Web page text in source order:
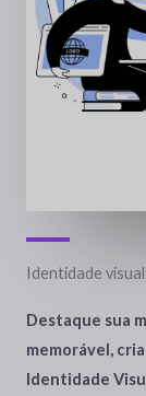
Identidade
Destaque sua
memorável,
Identidade